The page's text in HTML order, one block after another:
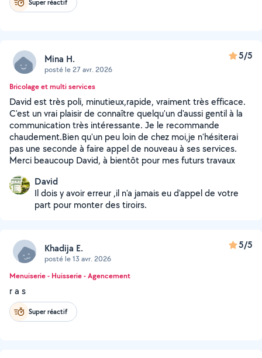
Super réactif
Mina H.
posté le 27 avr. 2026
5/5
Bricolage et multi services
David est très poli, minutieux,rapide, vraiment très efficace.
C'est un vrai plaisir de connaître quelqu'un d'aussi gentil à la
communication très intéressante. Je le recommande
chaudement.Bien qu'un peu loin de chez moi,je n'hésiterai
pas une seconde à faire appel de nouveau à ses services.
Merci beaucoup David, à bientôt pour mes futurs travaux
David
Il dois y avoir erreur ,il n'a jamais eu d'appel de votre
part pour monter des tiroirs.
Khadija E.
posté le 13 avr. 2026
5/5
Menuiserie - Huisserie - Agencement
r a s
Super réactif